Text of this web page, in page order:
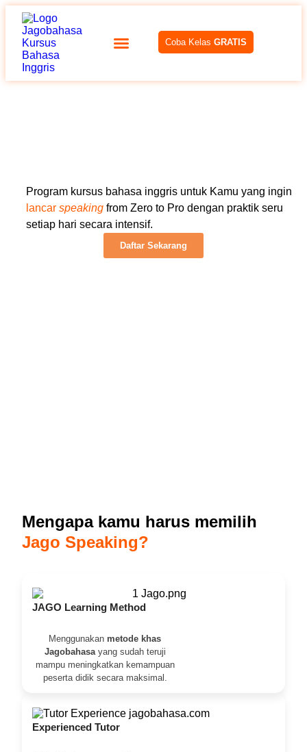
Coba Kelas GRATIS
Program kursus bahasa inggris untuk Kamu yang ingin
lancar speaking from Zero to Pro dengan praktik seru
setiap hari secara intensif.
Daftar Sekarang
Mengapa kamu harus memilih
Jago Speaking?
JAGO Learning Method
Menggunakan metode khas
Jagobahasa yang sudah teruji
mampu meningkatkan kemampuan
peserta didik secara maksimal.
Experienced Tutor